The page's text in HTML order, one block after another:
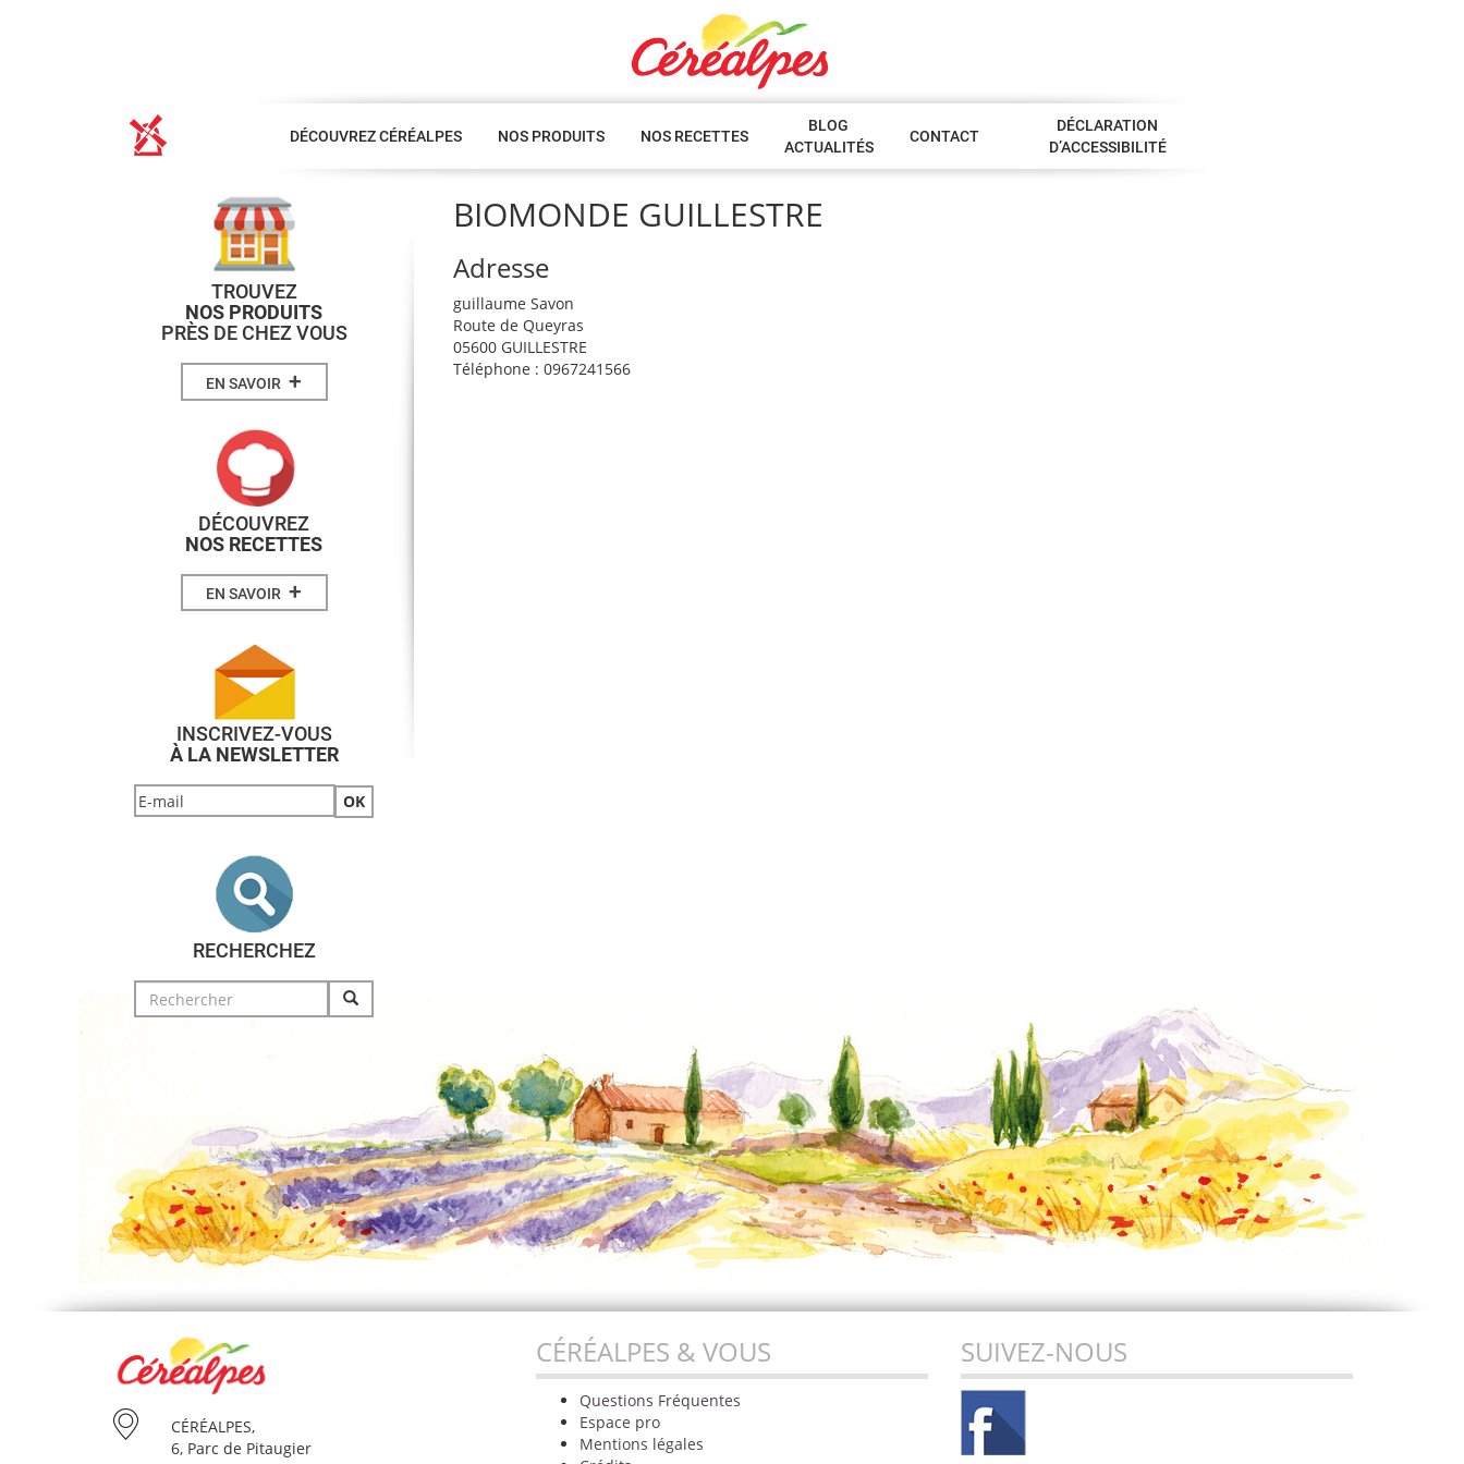
DÉCOUVREZ CÉRÉALPES NOS PRODUITS NOS RECETTES
BLOG
ACTUALITÉS
CONTACT
DÉCLARATION
D’ACCESSIBILITÉ
BIOMONDE GUILLESTRE
Adresse
guillaume Savon
Route de Queyras
05600 GUILLESTRE
Téléphone : 0967241566
TROUVEZ
NOS PRODUITS
PRÈS DE CHEZ VOUS
EN SAVOIR +
DÉCOUVREZ
NOS RECETTES
EN SAVOIR +
INSCRIVEZ-VOUS
À LA NEWSLETTER
RECHERCHEZ
Search
for:
CÉRÉALPES,
6, Parc de Pitaugier
CÉRÉALPES & VOUS
Questions Fréquentes
Espace pro
Mentions légales
SUIVEZ-NOUS